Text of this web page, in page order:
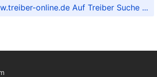
online.de Auf Treiber Suche ...